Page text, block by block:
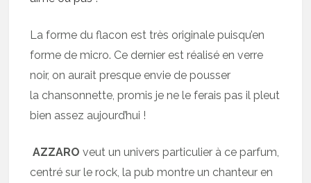
La forme du flacon est très originale puisqu’en
forme de micro. Ce dernier est réalisé en verre
noir, on aurait presque envie de pousser
la chansonnette, promis je ne le ferais pas il pleut
bien assez aujourd’hui !
AZZARO veut un univers particulier à ce parfum,
centré sur le rock, la pub montre un chanteur en